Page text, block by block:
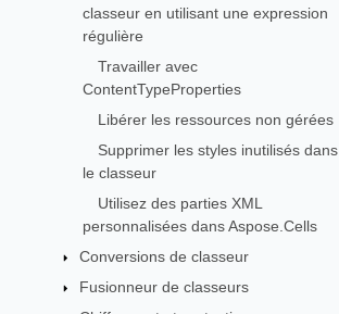
classeur en utilisant une expression
régulière
Travailler avec
ContentTypeProperties
Libérer les ressources non gérées
Supprimer les styles inutilisés dans
le classeur
Utilisez des parties XML
personnalisées dans Aspose.Cells
Conversions de classeur
Fusionneur de classeurs